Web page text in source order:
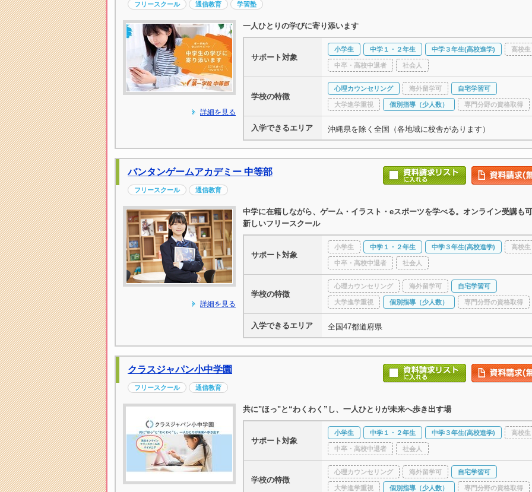
フリースクール 通信教育 学習塾
詳細を見る
一人ひとりの学びに寄り添います
サポート対象
小学生 中学１・２年生 中学３年生(高校進学) 高校生
中卒・高校中退者 社会人
学校の特徴
心理カウンセリング 海外留学可 自宅学習可
大学進学重視 個別指導（少人数） 専門分野の資格取得
入学できるエリア 沖縄県を除く全国（各地域に校舎があります）
バンタンゲームアカデミー 中等部
フリースクール 通信教育
詳細を見る
中学に在籍しながら、ゲーム・イラスト・eスポーツを学べる。オンライン受講も
新しいフリースクール
サポート対象
小学生 中学１・２年生 中学３年生(高校進学) 高校生
中卒・高校中退者 社会人
学校の特徴
心理カウンセリング 海外留学可 自宅学習可
大学進学重視 個別指導（少人数） 専門分野の資格取得
入学できるエリア 全国47都道府県
クラスジャパン小中学園
フリースクール 通信教育
共に"ほっ"と“わくわく”し、一人ひとりが未来へ歩き出す場
サポート対象
小学生 中学１・２年生 中学３年生(高校進学) 高校生
中卒・高校中退者 社会人
学校の特徴
心理カウンセリング 海外留学可 自宅学習可
大学進学重視 個別指導（少人数） 専門分野の資格取得